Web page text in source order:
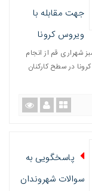
جهت مقابله با
ویروس کرونا
شهراری قم از انجام
در سطح کارکنان
پاسخگویی به
سوالات شهروندان